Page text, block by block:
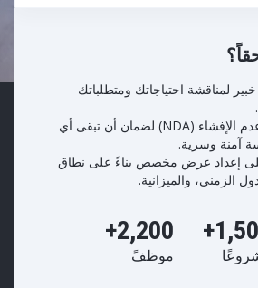
لمناقشة احتياجاتك ومتطلباتك
سنوقع اتفاقية عدم الإفشاء (NDA) لضمان أن تبقى أي
آمنة وسرية.
إعداد عرض مخصص بناءً على نطاق
الزمني، والميزانية.
2,200+
موظفً